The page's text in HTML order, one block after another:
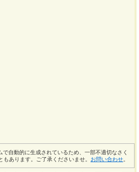
で自動的に生成されているため、一部不適切なさく
あります。ご了承くださいませ。 お問い合わせ